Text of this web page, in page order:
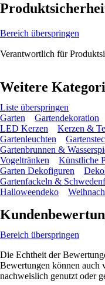
Bereich überspringen
Verantwortlich für
Weitere
Liste überspringen
Garten
Gartendekoration
LED Kerzen
Kerzen &
Gartenleuchten
Gartenbrunnen &
Vogeltränken
Künstliche
Garten Dekofiguren
Gartenfackeln &
Halloweendeko
Bereich überspringen
Die Echtheit der
Bewertungen können auch
nachweislich genutzt oder